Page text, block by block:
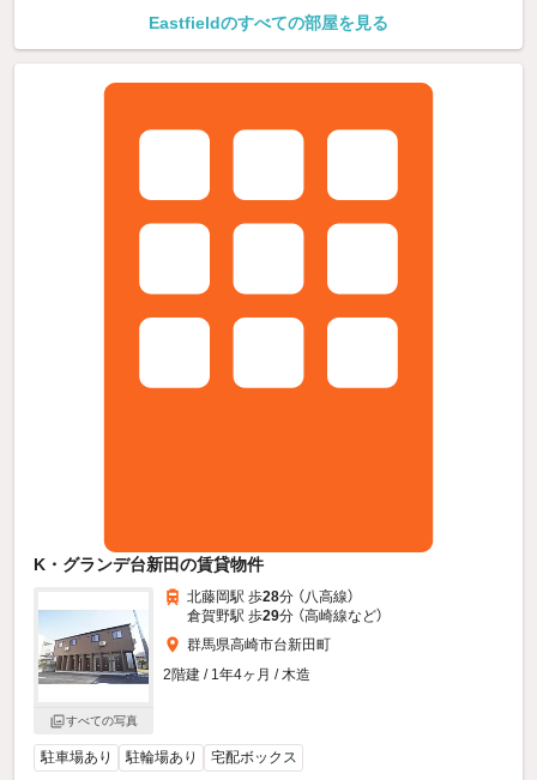
Eastfieldのすべての部屋を見る
K・グランデ台新田の賃貸物件
すべての写真
北藤岡駅 歩28分 （八高線）
倉賀野駅 歩29分 （高崎線など）
群馬県高崎市台新田町
2階建 / 1年4ヶ月 / 木造
駐車場あり 駐輪場あり 宅配ボックス